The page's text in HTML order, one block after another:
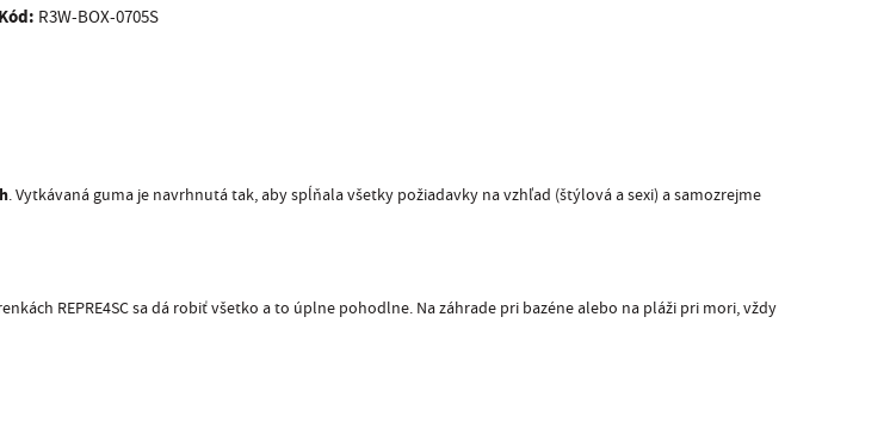
Kód: R3W-BOX-0705S
. Vytkávaná guma je navrhnutá tak, aby spĺňala všetky požiadavky na vzhľad (štýlová a sexi) a samozrejme
REPRE4SC sa dá robiť všetko a to úplne pohodlne. Na záhrade pri bazéne alebo na pláži pri mori, vždy